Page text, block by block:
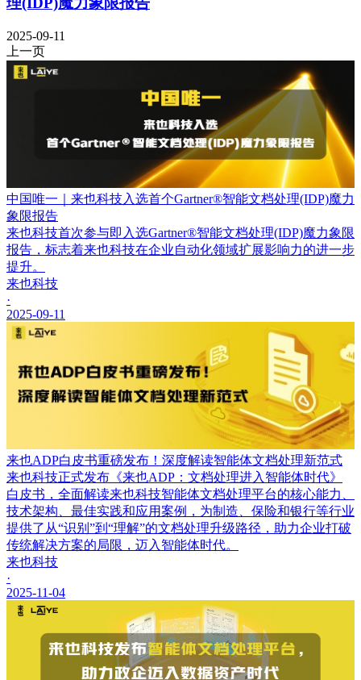
2025-09-11
上一页
中国唯一｜来也科技入选首个Gartner®智能文档处理(IDP)魔力
象限报告
来也科技首次参与即入选Gartner®智能文档处理(IDP)魔力象限
报告，标志着来也科技在企业自动化领域扩展影响力的进一步
提升。
来也科技
·
2025-09-11
来也ADP白皮书重磅发布！深度解读智能体文档处理新范式
来也科技正式发布《来也ADP：文档处理进入智能体时代》
白皮书，全面解读来也科技智能体文档处理平台的核心能力、
技术架构、最佳实践和应用案例，为制造、保险和银行等行业
提供了从“识别”到“理解”的文档处理升级路径，助力企业打破
传统解决方案的局限，迈入智能体时代。
来也科技
·
2025-11-04